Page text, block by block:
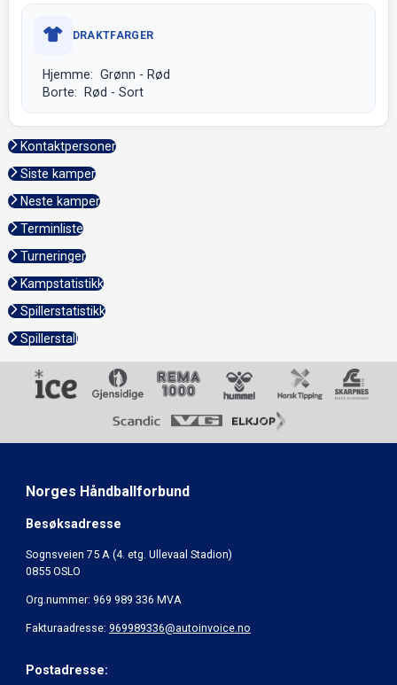
DRAKTFARGER
Hjemme: Grønn - Rød
Borte: Rød - Sort
Kontaktpersoner
Siste kamper
Neste kamper
Terminliste
Turneringer
Kampstatistikk
Spillerstatistikk
Spillerstall
Norges Håndballforbund
Besøksadresse
Sognsveien 75 A (4. etg. Ullevaal Stadion)
0855 OSLO
Org.nummer: 969 989 336 MVA
Fakturaadresse: 969989336@autoinvoice.no
Postadresse: